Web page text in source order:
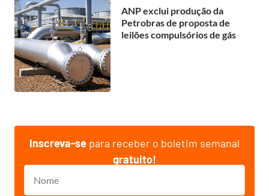
ANP exclui produção da
Petrobras de proposta de
leilões compulsórios de gás
Inscreva-se para receber o boletim semanal
gratuito!